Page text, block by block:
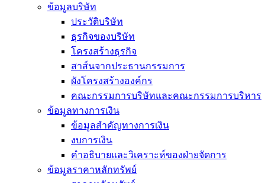
ข้อมูลบริษัท
ประวัติบริษัท
ธุรกิจของบริษัท
โครงสร้างธุรกิจ
สาส์นจากประธานกรรมการ
ผังโครงสร้างองค์กร
คณะกรรมการบริษัทและคณะกรรมการบริหาร
ข้อมูลทางการเงิน
ข้อมูลสำคัญทางการเงิน
งบการเงิน
คำอธิบายและวิเคราะห์ของฝ่ายจัดการ
ข้อมูลราคาหลักทรัพย์